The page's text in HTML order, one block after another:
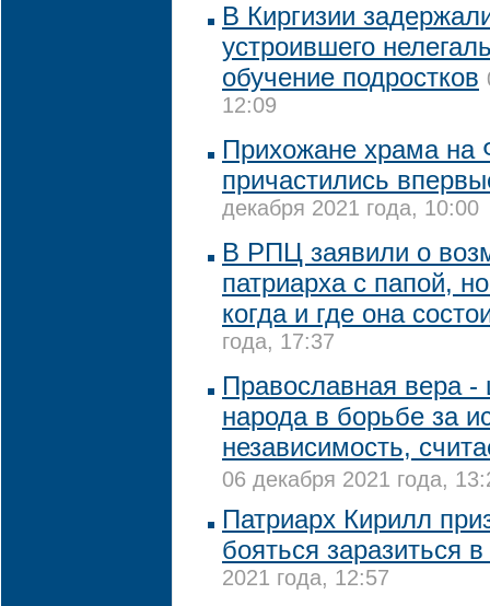
В Киргизии
устроившего
обучение подростков
12:09
Прихожане храма на
причастились
декабря 2021 года, 10:00
В РПЦ заявили о
патриарха с папой,
когда и где она
года, 17:37
Православная вера -
народа в борьбе за
независимость,
06 декабря 2021 года,
Патриарх Кирилл
бояться заразиться
2021 года, 12:57